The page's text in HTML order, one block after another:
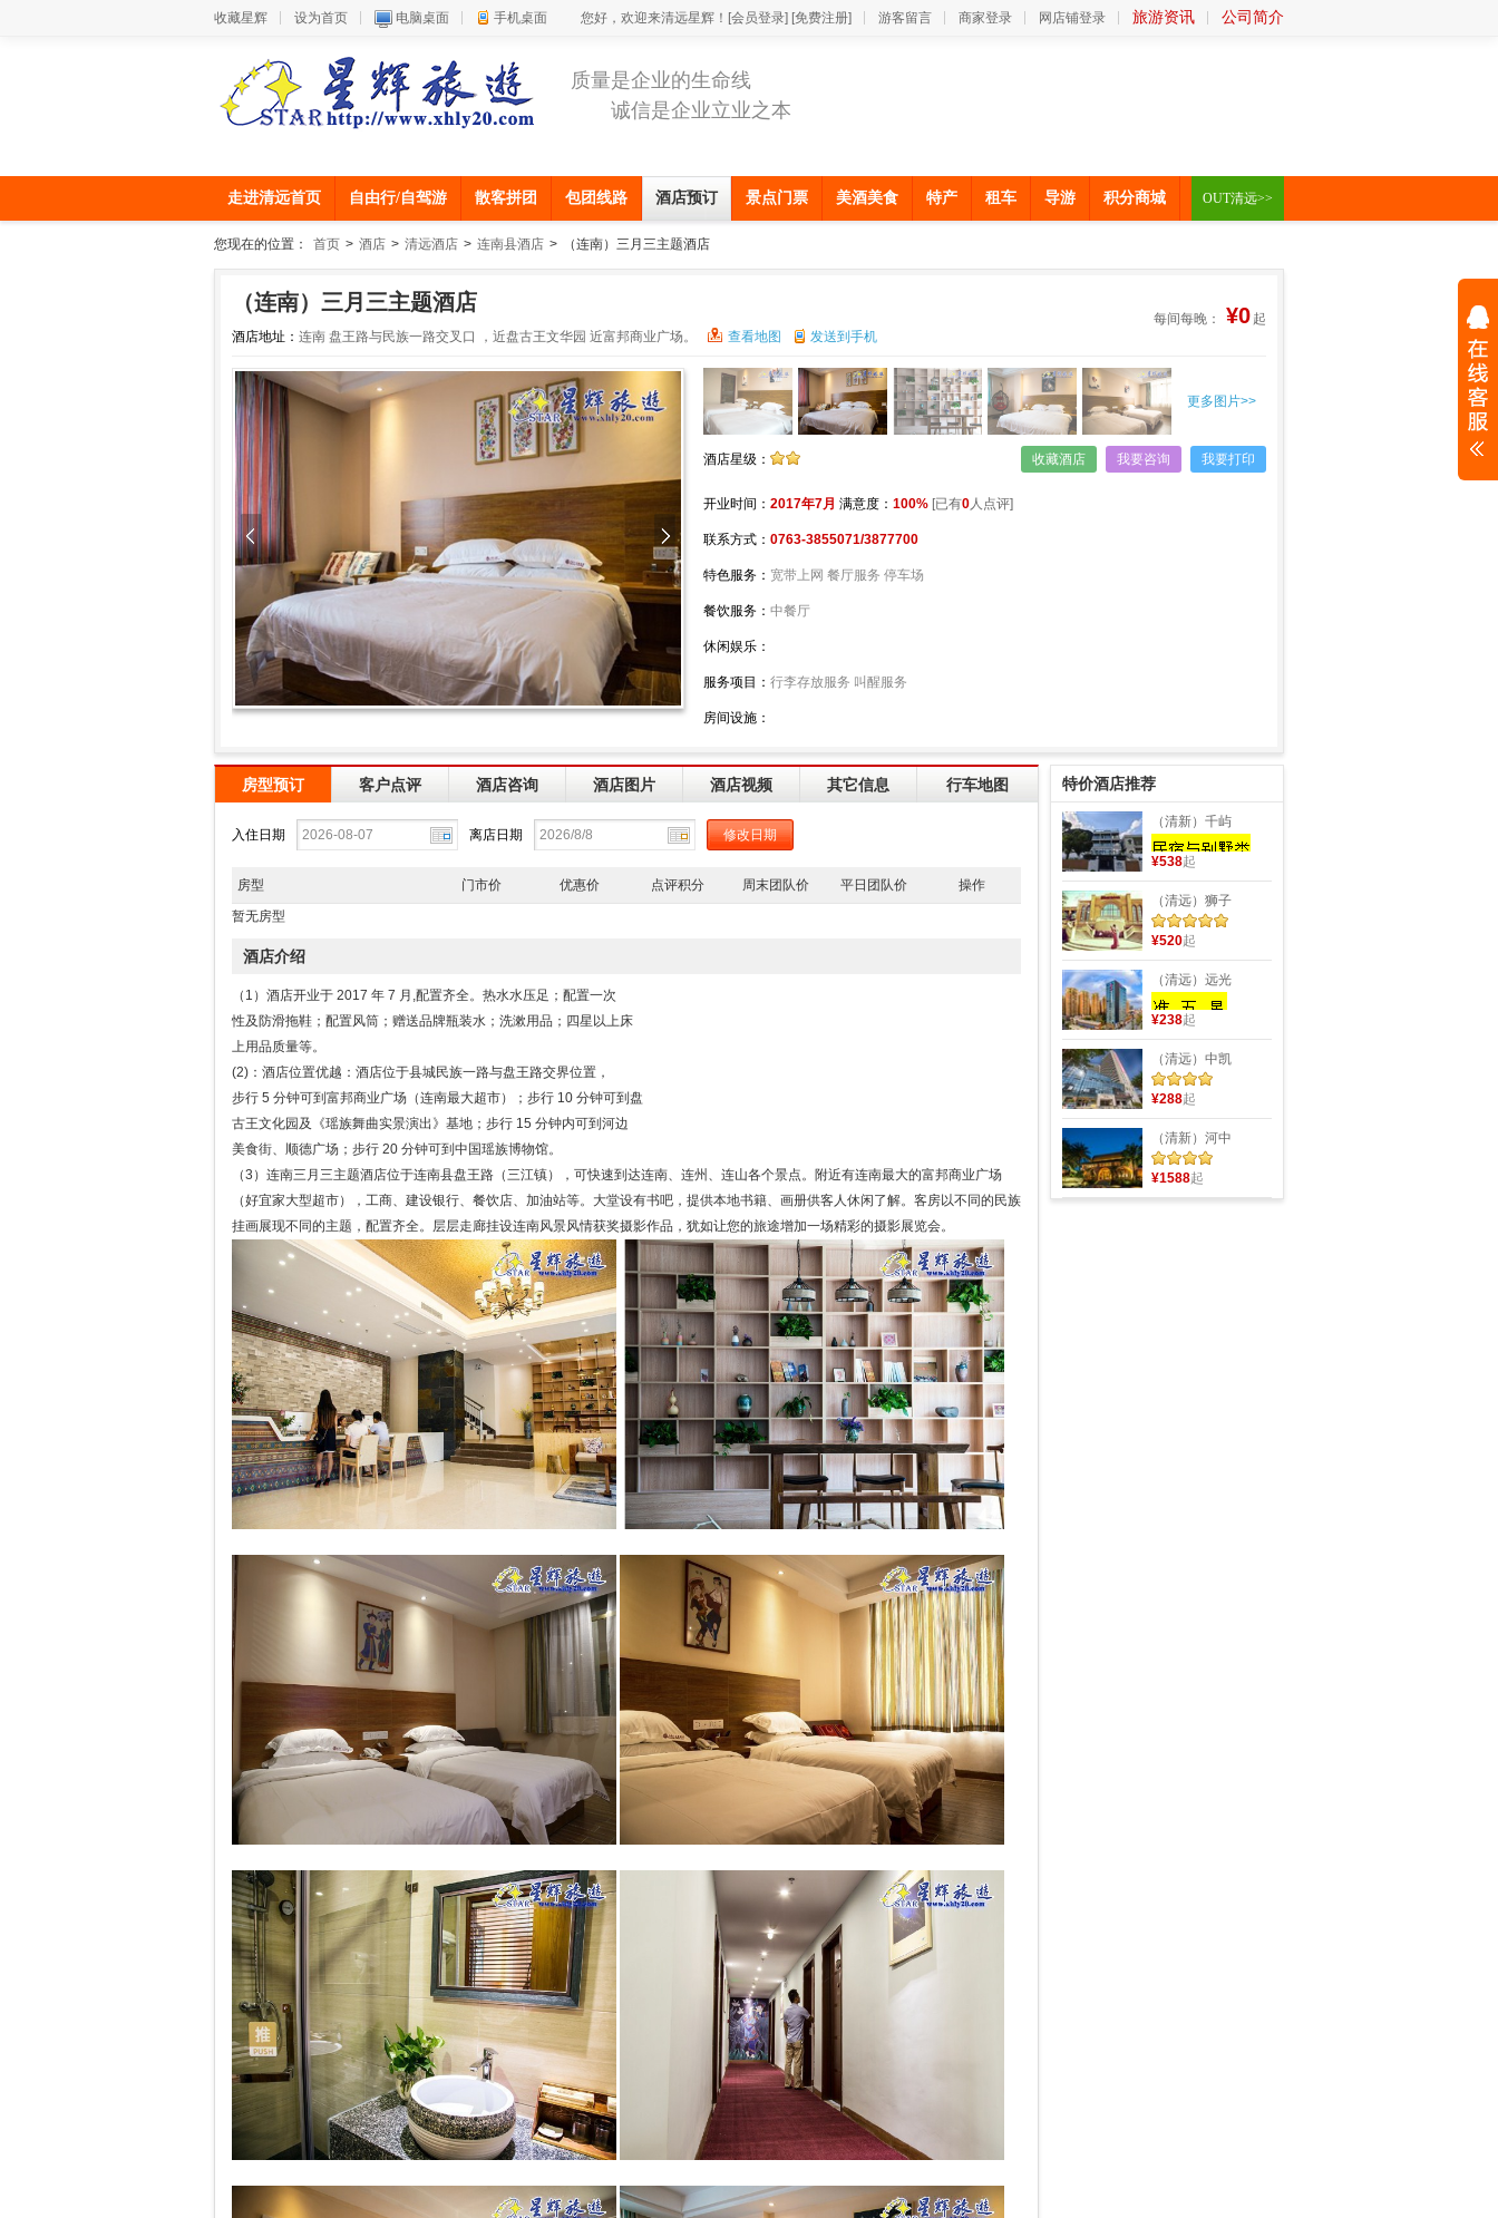
收藏星辉 设为首页 电脑桌面 手机桌面 您好，欢迎来清远星辉！ [会员登录] [免费注册] 游客留言 商家登录 网店铺登录 旅游资讯 公司简介
质量是企业的生命线
诚信是企业立业之本
走进清远首页 自由行/自驾游 散客拼团 包团线路 酒店预订 景点门票 美酒美食 特产 租车 导游 积分商城 OUT清远>>
您现在的位置： 首页 > 酒店 > 清远酒店 > 连南县酒店 > （连南）三月三主题酒店
（连南）三月三主题酒店
酒店地址： 连南 盘王路与民族一路交叉口 ，近盘古王文华园 近富邦商业广场。 查看地图 发送到手机
每间每晚： ¥0 起
更多图片>>
收藏酒店 我要咨询 我要打印
酒店星级：
开业时间： 2017年7月 满意度： 100% [已有0人点评]
联系方式： 0763-3855071/3877700
特色服务： 宽带上网 餐厅服务 停车场
餐饮服务： 中餐厅
休闲娱乐：
服务项目： 行李存放服务 叫醒服务
房间设施：
房型预订 客户点评 酒店咨询 酒店图片 酒店视频 其它信息 行车地图
入住日期 离店日期
房型 门市价 优惠价 点评积分 周末团队价 平日团队价
操作
暂无房型
酒店介绍
（1）酒店开业于 2017 年 7 月,配置齐全。热水水压足；配置一次
性及防滑拖鞋；配置风筒；赠送品牌瓶装水；洗漱用品；四星以上床
上用品质量等。
(2)：酒店位置优越：酒店位于县城民族一路与盘王路交界位置，
步行 5 分钟可到富邦商业广场（连南最大超市）；步行 10 分钟可到盘
古王文化园及《瑶族舞曲实景演出》基地；步行 15 分钟内可到河边
美食街、顺德广场；步行 20 分钟可到中国瑶族博物馆。
（3）连南三月三主题酒店位于连南县盘王路（三江镇），可快速到达连南、连州、连山各个景点。附近有连南最大的富邦商业广场
（好宜家大型超市），工商、建设银行、餐饮店、加油站等。大堂设有书吧，提供本地书籍、画册供客人休闲了解。客房以不同的民族
挂画展现不同的主题，配置齐全。层层走廊挂设连南风景风情获奖摄影作品，犹如让您的旅途增加一场精彩的摄影展览会。
特价酒店推荐
（清新）千屿
¥538起
（清远）狮子
¥520起
（清远）远光
¥238起
（清远）中凯
¥288起
（清新）河中
¥1588起